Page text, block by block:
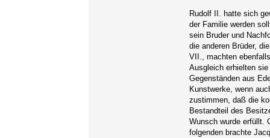
Rudolf II. hatte sich
der Familie werden
sein Bruder und
die anderen Brüder,
VII., machten
Ausgleich erhielten
Gegenständen aus
Kunstwerke, wenn
zustimmen, daß die
Bestandteil des
Wunsch wurde erfüllt.
folgenden brachte